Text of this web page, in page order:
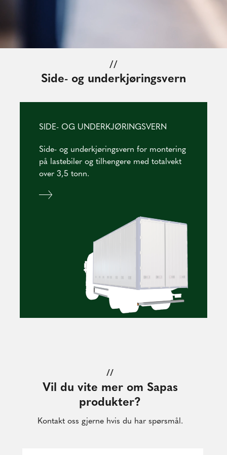
//
Side- og underkjøringsvern
SIDE- OG UNDERKJØRINGSVERN
Side- og underkjøringsvern for montering
på lastebiler og tilhengere med totalvekt
over 3,5 tonn.
//
Vil du vite mer om Sapas
produkter?
Kontakt oss gjerne hvis du har spørsmål.